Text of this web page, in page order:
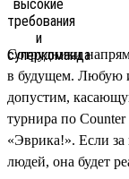
Сотрудники
в будущем. Любую
допустим,
турнира по
«Эврика!». Если за
людей, она будет